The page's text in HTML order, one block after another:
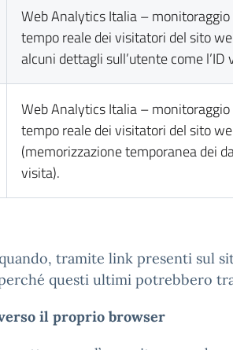
Web Analytics Italia –
tempo reale dei visitatori del sito
alcuni dettagli sull’utente come
Web Analytics Italia –
tempo reale dei visitatori del sito
(memorizzazione temporanea dei
visita).
tramite link presenti sul
questi ultimi potrebbero
il proprio browser